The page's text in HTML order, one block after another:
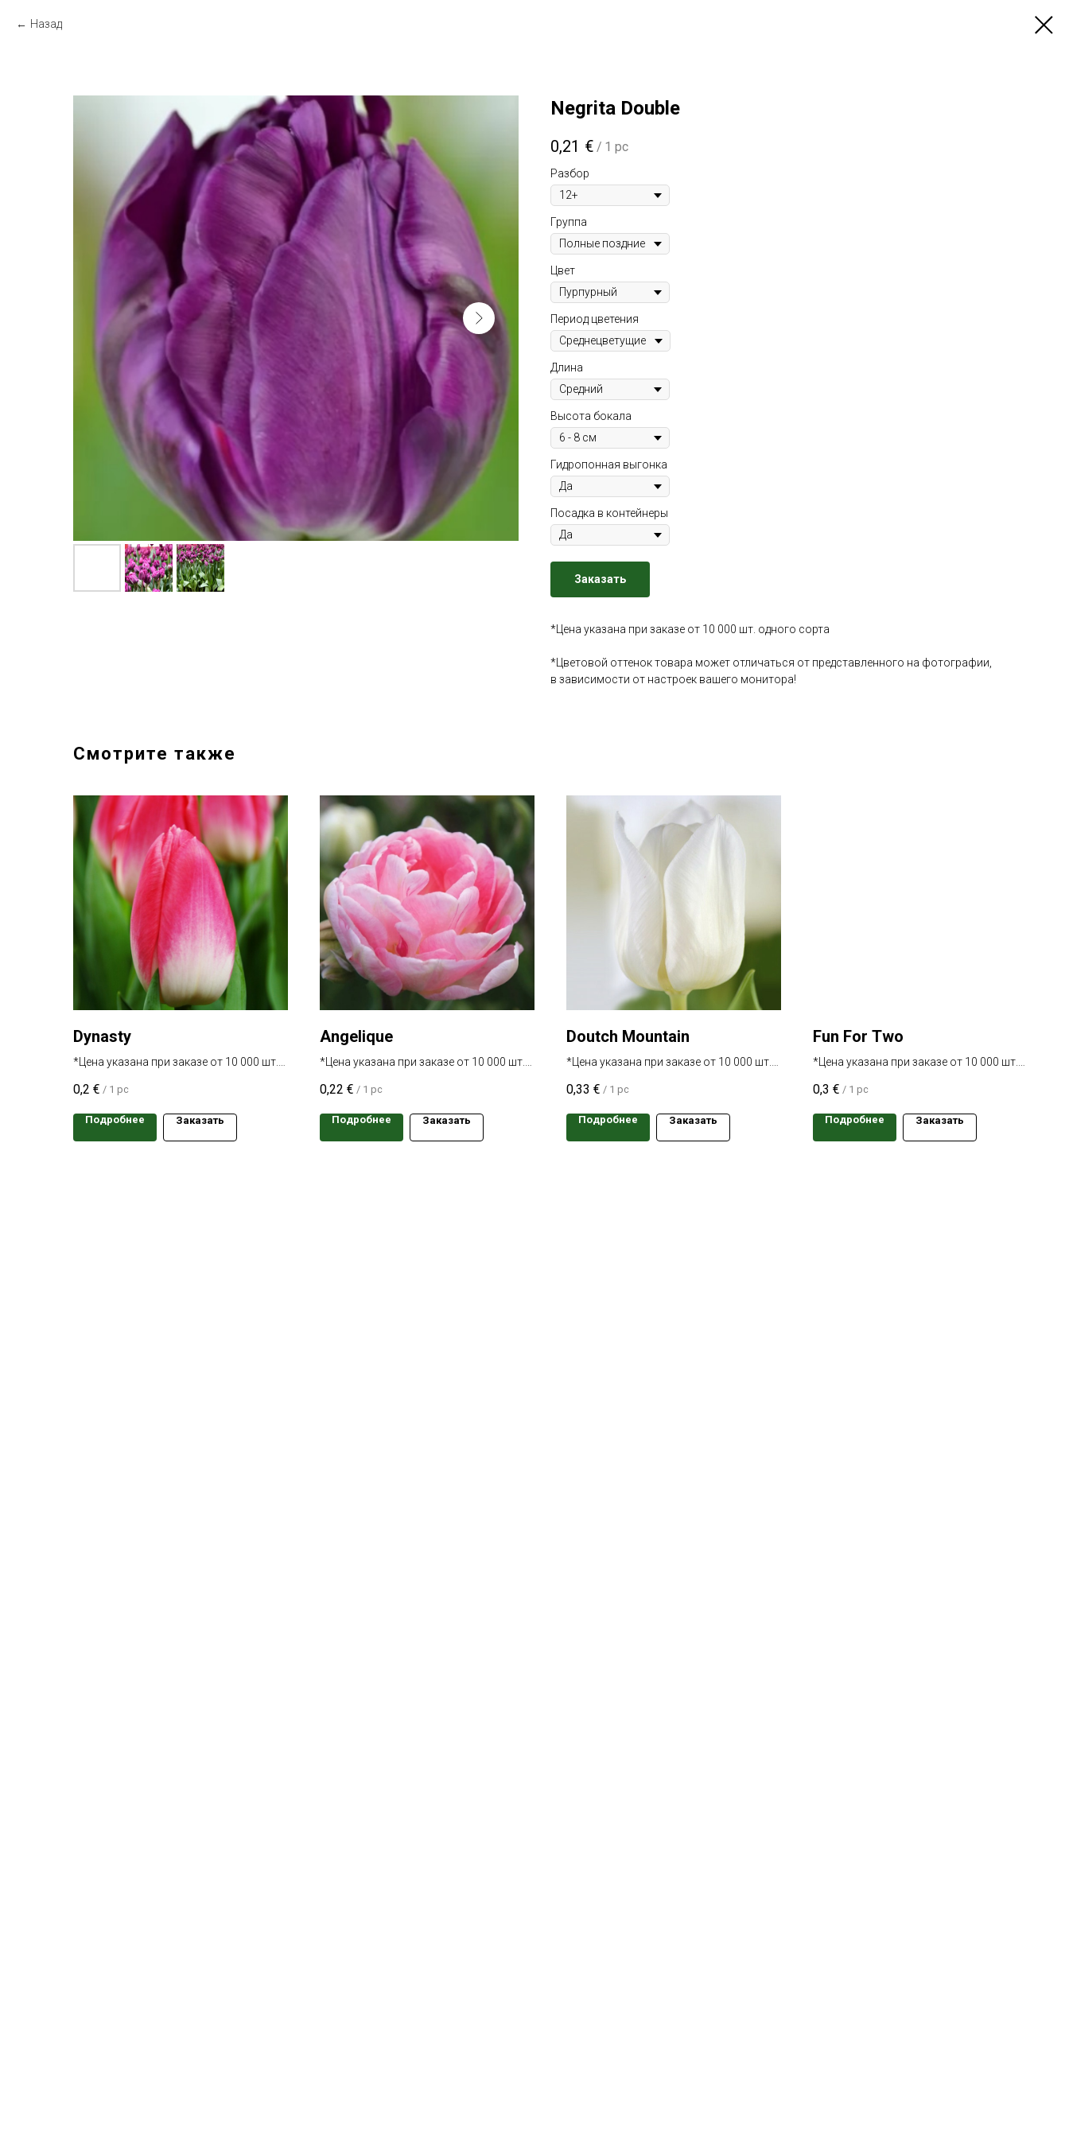
Назад
Negrita Double
0,21 € / 1 pc
Разбор
Группа
Цвет
Период цветения
Длина
Высота бокала
Гидропонная выгонка
Посадка в контейнеры
Заказать
*Цена указана при заказе от 10 000 шт. одного сорта
*Цветовой оттенок товара может отличаться от представленного на фотографии,
в зависимости от настроек вашего монитора!
Смотрите также
Dynasty
*Цена указана при заказе от 10 000 шт.
0,2 € / 1 pc
Подробнее Заказать
Angelique
*Цена указана при заказе от 10 000 шт.
0,22 € / 1 pc
Подробнее Заказать
Doutch Mountain
*Цена указана при заказе от 10 000 шт.
0,33 € / 1 pc
Подробнее Заказать
Fun For Two
*Цена указана при заказе от 10 000 шт.
0,3 € / 1 pc
Подробнее Заказать